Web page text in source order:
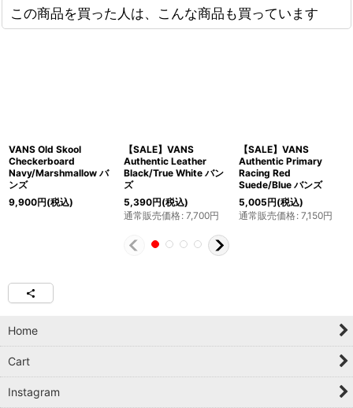
この商品を買った人は、こんな商品も買っています
VANS Old Skool
Checkerboard
Navy/Marshmallow バ
ンズ
9,900円(税込)
【SALE】VANS
Authentic Leather
Black/True White バン
ズ
5,390円(税込)
通常販売価格: 7,700円
【SALE】VANS
Authentic Primary
Racing Red
Suede/Blue バンズ
5,005円(税込)
通常販売価格: 7,150円
Home
Cart
Instagram